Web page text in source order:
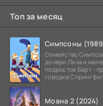
Топ за месяц
Симпсоны
Семейство
дочери Лиза и
подросток Барт -
городке
Моана 2 (2024)